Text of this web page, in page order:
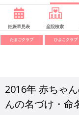
妊娠早見表 産院検索
たまごクラブ ひよこクラブ
2016年 赤ちゃ
んの名づけ・命